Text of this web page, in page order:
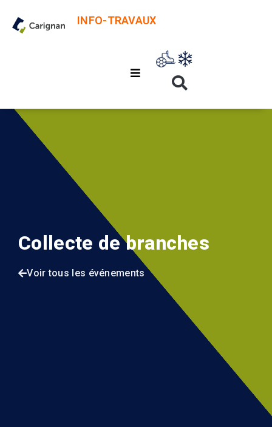
INFO-TRAVAUX
Collecte de branches
Voir tous les événements